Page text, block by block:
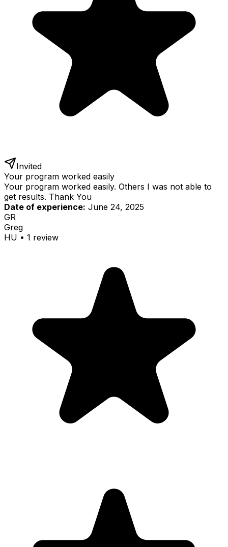
Invited
Your program worked easily
Your program worked easily. Others I was not able to
get results. Thank You
Date of experience: June 24, 2025
GR
Greg
HU • 1 review